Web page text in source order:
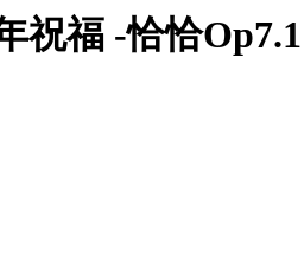
祝福 -恰恰Op7.1